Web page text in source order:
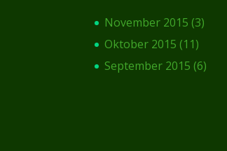
November 2015 (3)
Oktober 2015 (11)
September 2015 (6)